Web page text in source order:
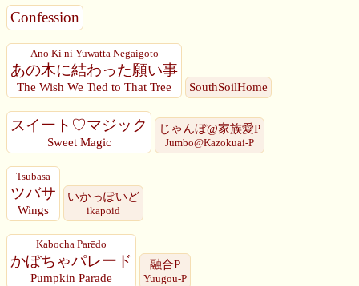
Confession
Ano Ki ni Yuwatta Negaigoto
あの木に結わった願い事
The Wish We Tied to That Tree SouthSoilHome
スイート♡マジック
Sweet Magic
じゃんぼ@家族愛P
Jumbo@Kazokuai-P
Tsubasa
ツバサ
Wings
いかっぽいど
ikapoid
Kabocha Parēdo
かぼちゃパレード
Pumpkin Parade
融合P
Yuugou-P